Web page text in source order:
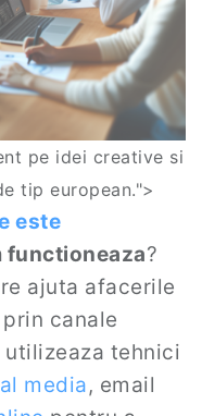
pe idei creative si
tip european.">
este
functioneaza?
ajuta afacerile
canale
utilizeaza tehnici
media, email